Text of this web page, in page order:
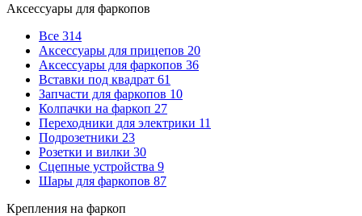
Аксессуары для фаркопов
Все 314
Аксессуары для прицепов 20
Аксессуары для фаркопов 36
Вставки под квадрат 61
Запчасти для фаркопов 10
Колпачки на фаркоп 27
Переходники для электрики 11
Подрозетники 23
Розетки и вилки 30
Сцепные устройства 9
Шары для фаркопов 87
Крепления на фаркоп